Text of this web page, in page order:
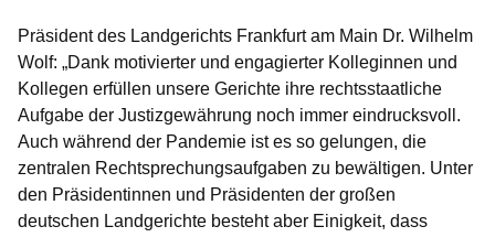
Präsident des Landgerichts Frankfurt am Main Dr. Wilhelm
Wolf: „Dank motivierter und engagierter Kolleginnen und
Kollegen erfüllen unsere Gerichte ihre rechtsstaatliche
Aufgabe der Justizgewährung noch immer eindrucksvoll.
Auch während der Pandemie ist es so gelungen, die
zentralen Rechtsprechungsaufgaben zu bewältigen. Unter
den Präsidentinnen und Präsidenten der großen
deutschen Landgerichte besteht aber Einigkeit, dass